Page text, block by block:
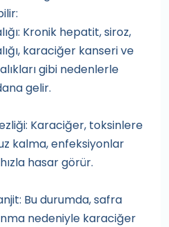
Kronik hepatit, siroz,
karaciğer kanseri ve
gibi nedenlerle
gelir.
Karaciğer, toksinlere
kalma, enfeksiyonlar
hasar görür.
Bu durumda, safra
nedeniyle karaciğer